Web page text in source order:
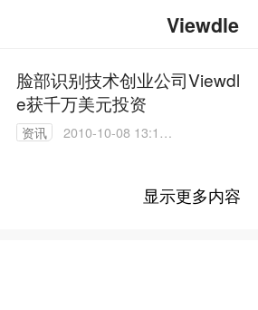
Viewdle
脸部识别技术创业公司Viewdl
e获千万美元投资
资讯
2010-10-08 13:13:
显示更多内容